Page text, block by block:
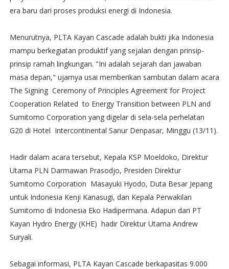
era baru dari proses produksi energi di Indonesia.
Menurutnya, PLTA Kayan Cascade adalah bukti jika Indonesia
mampu berkegiatan produktif yang sejalan dengan prinsip-
prinsip ramah lingkungan. "Ini adalah sejarah dan jawaban
masa depan," ujarnya usai memberikan sambutan dalam acara
The Signing Ceremony of Principles Agreement for Project
Cooperation Related to Energy Transition between PLN and
Sumitomo Corporation yang digelar di sela-sela perhelatan
G20 di Hotel Intercontinental Sanur Denpasar, Minggu (13/11).
Hadir dalam acara tersebut, Kepala KSP Moeldoko, Direktur
Utama PLN Darmawan Prasodjo, Presiden Direktur
Sumitomo Corporation Masayuki Hyodo, Duta Besar Jepang
untuk Indonesia Kenji Kanasugi, dan Kepala Perwakilan
Sumitomo di Indonesia Eko Hadipermana. Adapun dari PT
Kayan Hydro Energy (KHE) hadir Direktur Utama Andrew
Suryali.
Sebagai informasi, PLTA Kayan Cascade berkapasitas 9.000